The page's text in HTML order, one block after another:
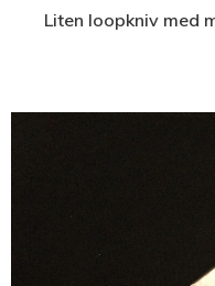
Liten loopkniv med